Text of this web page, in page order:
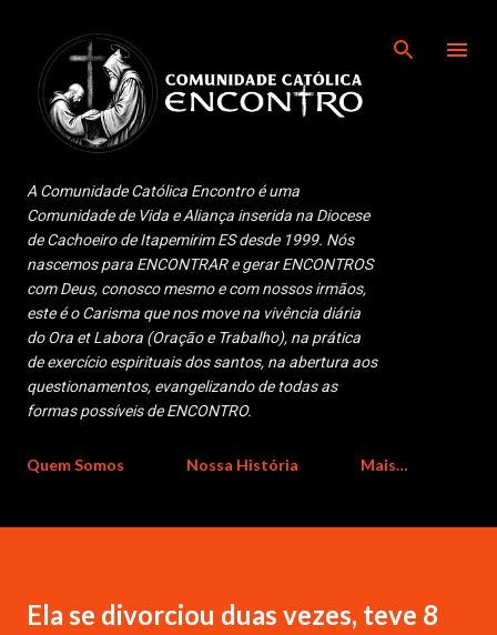
A Comunidade Católica Encontro é uma
Comunidade de Vida e Aliança inserida na Diocese
de Cachoeiro de Itapemirim ES desde 1999. Nós
nascemos para ENCONTRAR e gerar ENCONTROS
com Deus, conosco mesmo e com nossos irmãos,
este é o Carisma que nos move na vivência diária
do Ora et Labora (Oração e Trabalho), na prática
de exercício espirituais dos santos, na abertura aos
questionamentos, evangelizando de todas as
formas possíveis de ENCONTRO.
Quem Somos Nossa História Mais…
Ela se divorciou duas vezes, teve 8